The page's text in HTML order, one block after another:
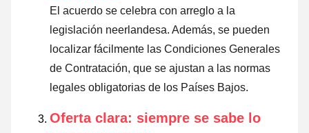
El acuerdo se celebra con arreglo a la
legislación neerlandesa. Además, se pueden
localizar fácilmente las Condiciones Generales
de Contratación, que se ajustan a las normas
legales obligatorias de los Países Bajos.
Oferta clara: siempre se sabe lo